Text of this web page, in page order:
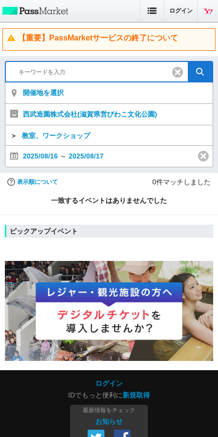
ログイン
【重要】PassMarketサービスの終了について
開催地を選択
西武造園株式会社(滋賀県営びわこ文化公園)
＞ 教室、ワークショップ
2025/08/16 ～ 2025/08/17
表示順について 0件マッチしました
一致するイベントはありませんでした
ピックアップイベント
ログイン
IDでもっと便利に新規取得
最新情報をチェック
お知らせ